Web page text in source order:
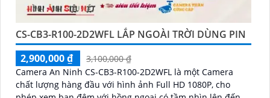
CS-CB3-R100-2D2WFL LẮP NGOÀI TRỜI DÙNG PIN
2,900,000 ₫
3,100,000 ₫
Camera An Ninh CS-CB3-R100-2D2WFL là một Camera
chất lượng hàng đầu với hình ảnh Full HD 1080P, cho